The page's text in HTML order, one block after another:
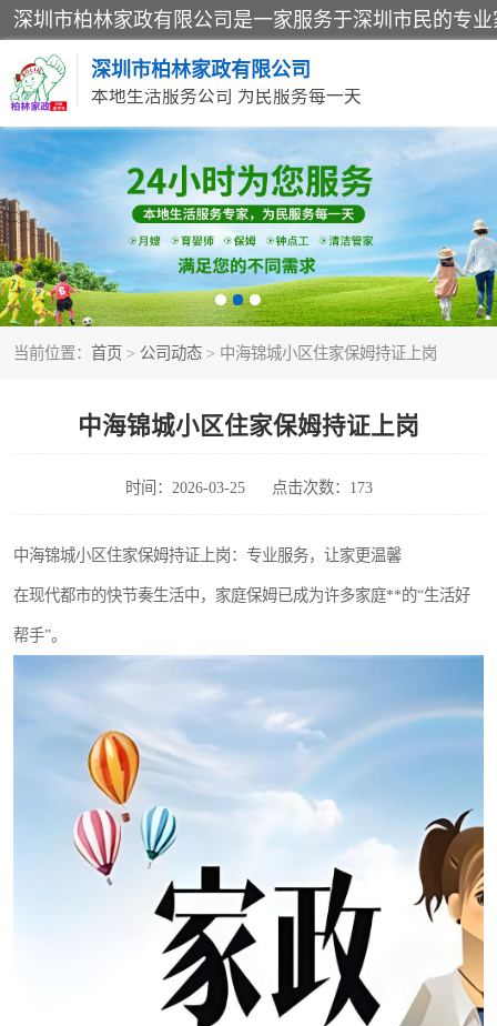
深圳市柏林家政有限公司
本地生活服务公司 为民服务每一天
当前位置： 首页 > 公司动态 > 中海锦城小区住家保姆持证上岗
中海锦城小区住家保姆持证上岗
时间：2026-03-25 点击次数：173
中海锦城小区住家保姆持证上岗：专业服务，让家更温馨
在现代都市的快节奏生活中，家庭保姆已成为许多家庭**的“生活好
帮手”。
家居保洁
家庭保姆